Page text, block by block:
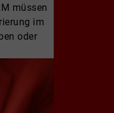
müssen
im
oder